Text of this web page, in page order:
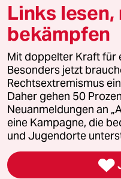
© 2026 taz Verlags und
Alle Rechte vorbehalten. Bei
wenden Sie sich bitte an
Feedback
Leitlinie Informant
Seitenwende
Links
bekämpfen
Mit doppelter Kraft für
Besonders jetzt
Rechtsextremismus
Daher gehen 50
Neuanmeldungen an
eine Kampagne, die
und Jugendorte
